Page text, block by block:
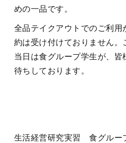
めの一品です。
全品テイクアウトでのご利
約は受け付けておりません。
当日は食グループ学生が、皆
待ちしております。
生活経営研究実習 食グルー